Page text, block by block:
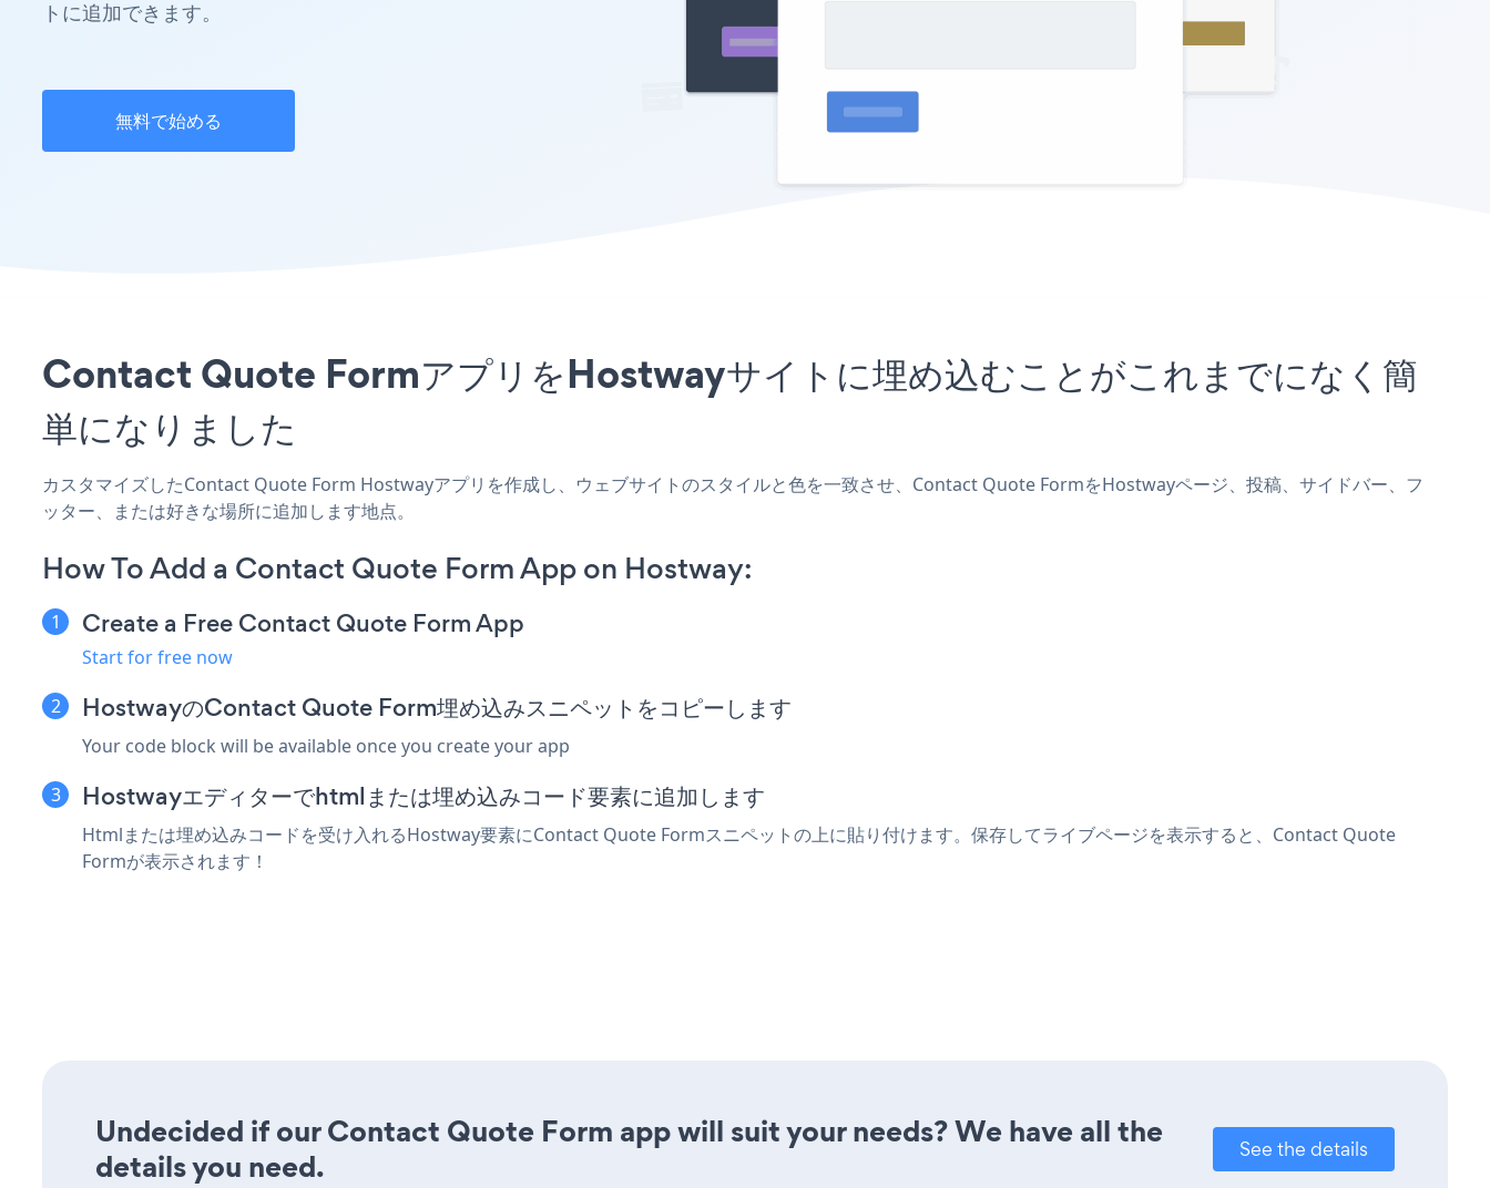
トに追加できます。
無料で始める
Contact Quote FormアプリをHostwayサイトに埋め込むことがこれまでになく簡
単になりました
カスタマイズしたContact Quote Form Hostwayアプリを作成し、ウェブサイトのスタイルと色を一致させ、Contact Quote FormをHostwayページ、投稿、サイドバー、フ
ッター、または好きな場所に追加します地点。
How To Add a Contact Quote Form App on Hostway:
Create a Free Contact Quote Form App
Start for free now
HostwayのContact Quote Form埋め込みスニペットをコピーします
Your code block will be available once you create your app
Hostwayエディターでhtmlまたは埋め込みコード要素に追加します
Htmlまたは埋め込みコードを受け入れるHostway要素にContact Quote Formスニペットの上に貼り付けます。保存してライブページを表示すると、Contact Quote
Formが表示されます！
Undecided if our Contact Quote Form app will suit your needs? We have all the
details you need.
See the details